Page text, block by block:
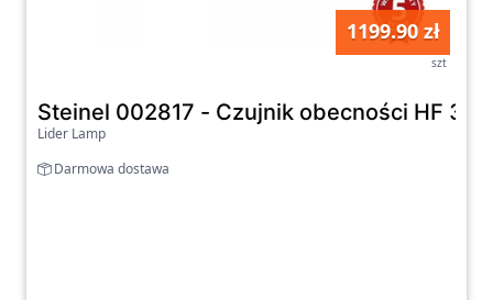
1199.90 zł
szt
Steinel 002817 - Czujnik obecności HF 360
Lider Lamp
Darmowa dostawa